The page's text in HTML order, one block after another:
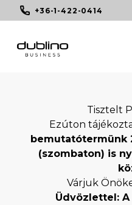
+36-1-422-0414
Tisztelt
Ezúton
bemutatótermünk
(szombaton) is
Várjuk
Üdvözlettel: